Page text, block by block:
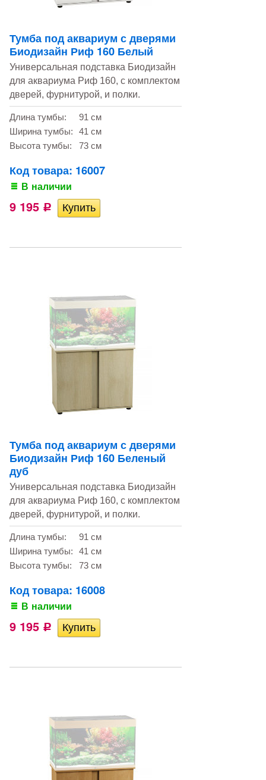
Тумба под аквариум с дверями
Биодизайн Риф 160 Белый
Универсальная подставка Биодизайн
для аквариума Риф 160, с комплектом
дверей, фурнитурой, и полки.
Длина тумбы:
91 см
Ширина тумбы:
41 см
Высота тумбы:
73 см
Код товара: 16007
В наличии
9 195 Р
Тумба под аквариум с дверями
Биодизайн Риф 160 Беленый
дуб
Универсальная подставка Биодизайн
для аквариума Риф 160, с комплектом
дверей, фурнитурой, и полки.
Длина тумбы:
91 см
Ширина тумбы:
41 см
Высота тумбы:
73 см
Код товара: 16008
В наличии
9 195 Р